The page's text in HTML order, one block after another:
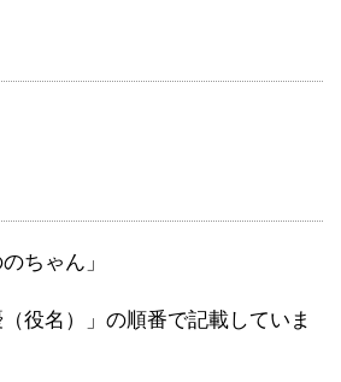
ちゃん」
役名）」の順番で記載していま